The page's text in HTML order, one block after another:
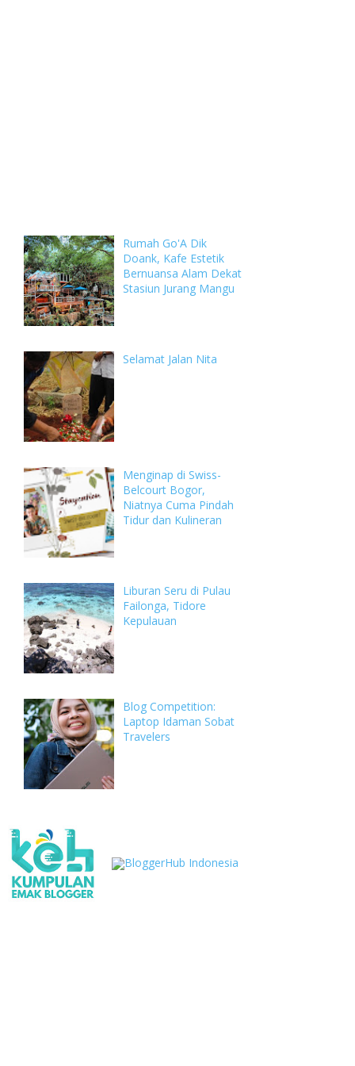
Rumah Go'A Dik
Doank, Kafe Estetik
Bernuansa Alam Dekat
Stasiun Jurang Mangu
Selamat Jalan Nita
Menginap di Swiss-
Belcourt Bogor,
Niatnya Cuma Pindah
Tidur dan Kulineran
Liburan Seru di Pulau
Failonga, Tidore
Kepulauan
Blog Competition:
Laptop Idaman Sobat
Travelers